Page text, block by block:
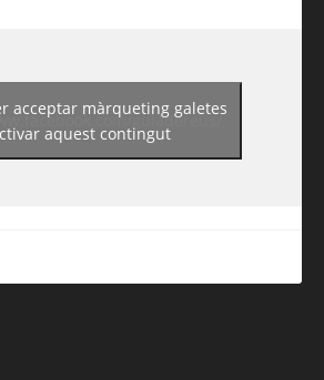
guiadereus/
acceptar màrqueting galetes
aquest contingut